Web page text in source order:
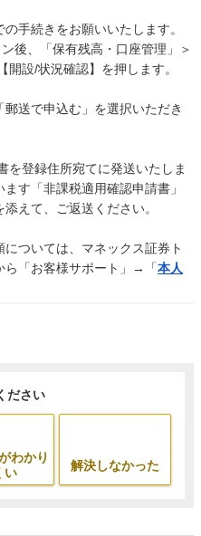
手続きをお願いいたします。
後、「保有残高・口座管理」＞
開設/状況確認】を押します。
送で申込む」を選択いただき
を登録住所宛てに発送いたしま
す「非課税適用確認申請書」
えて、ご返送ください。
ついては、マネックス証券ト
ら「お客様サポート」→「本人
ださい
わかり
い
解決しなかった